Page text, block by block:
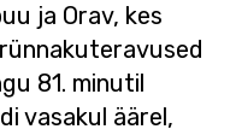
ja Orav, kes
81. minutil
vasakul äärel,